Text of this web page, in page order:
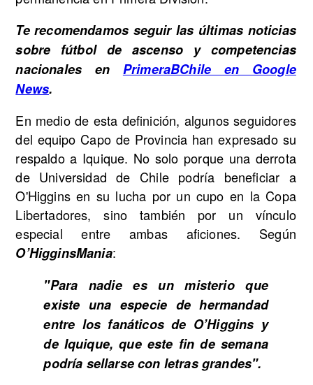
Te recomendamos seguir las últimas noticias
sobre fútbol de ascenso y competencias
nacionales en PrimeraBChile en Google
News.
En medio de esta definición, algunos seguidores
del equipo Capo de Provincia han expresado su
respaldo a Iquique. No solo porque una derrota
de Universidad de Chile podría beneficiar a
O'Higgins en su lucha por un cupo en la Copa
Libertadores, sino también por un vínculo
especial entre ambas aficiones. Según
O’HigginsMania:
"Para nadie es un misterio que
existe una especie de hermandad
entre los fanáticos de O’Higgins y
de Iquique, que este fin de semana
podría sellarse con letras grandes".